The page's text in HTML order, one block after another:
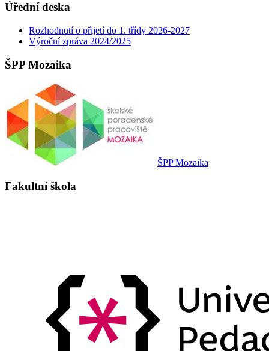
Úřední deska
Rozhodnutí o přijetí do 1. třídy 2026-2027
Výroční zpráva 2024/2025
ŠPP Mozaika
ŠPP Mozaika
Fakultní škola